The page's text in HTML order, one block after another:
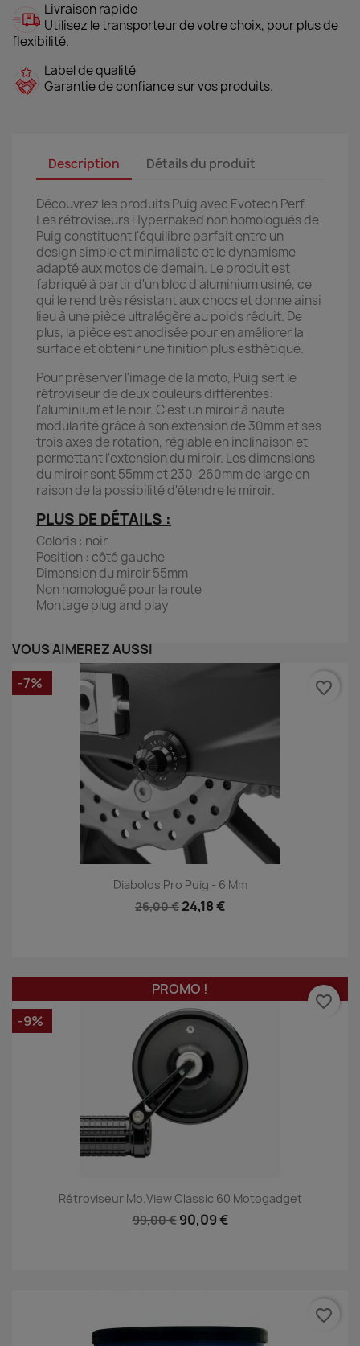
Livraison rapide
Utilisez le transporteur de votre choix, pour plus de
flexibilité.
Label de qualité
Garantie de confiance sur vos produits.
Description Détails du produit
Découvrez les produits Puig avec Evotech Perf.
Les rétroviseurs Hypernaked non homologués de
Puig constituent l'équilibre parfait entre un
design simple et minimaliste et le dynamisme
adapté aux motos de demain. Le produit est
fabriqué à partir d'un bloc d'aluminium usiné, ce
qui le rend très résistant aux chocs et donne ainsi
lieu à une pièce ultralégère au poids réduit. De
plus, la pièce est anodisée pour en améliorer la
surface et obtenir une finition plus esthétique.
Pour préserver l'image de la moto, Puig sert le
rétroviseur de deux couleurs différentes:
l'aluminium et le noir. C'est un miroir à haute
modularité grâce à son extension de 30mm et ses
trois axes de rotation, réglable en inclinaison et
permettant l'extension du miroir. Les dimensions
du miroir sont 55mm et 230-260mm de large en
raison de la possibilité d'étendre le miroir.
PLUS DE DÉTAILS :
Coloris : noir
Position : côté gauche
Dimension du miroir 55mm
Non homologué pour la route
Montage plug and play
VOUS AIMEREZ AUSSI
Diabolos Pro Puig - 6 Mm
26,00 € 24,18 €
-7% favorite_border
Rétroviseur Mo.view Classic 60 Motogadget
99,00 € 90,09 €
PROMO !
-9%
favorite_border
favorite_border